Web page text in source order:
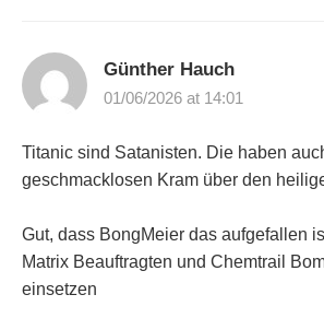
Günther Hauch
01/06/2026 at 14:01
Titanic sind Satanisten. Die haben
geschmacklosen Kram über den
Gut, dass BongMeier das aufgefallen
Matrix Beauftragten und Chemtrail
einsetzen